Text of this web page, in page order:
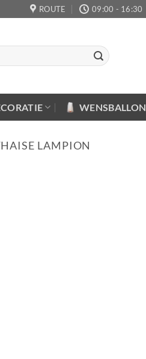
ROUTE 09:00 - 16:30
WENSBALLON
LAMPION